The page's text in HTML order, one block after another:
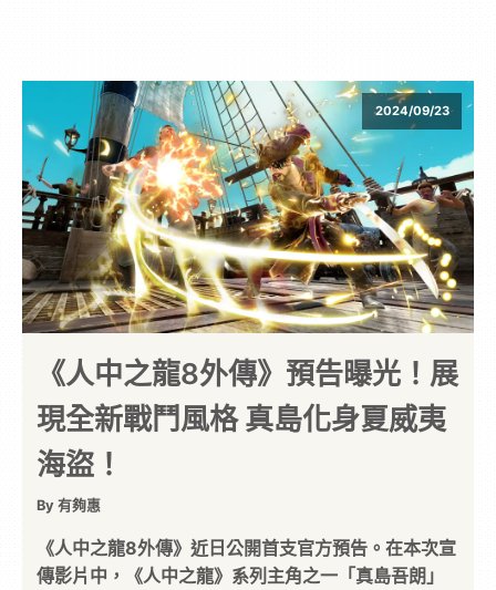
2024/09/23
《人中之龍8外傳》預告曝光！展
現全新戰鬥風格 真島化身夏威夷
海盜！
By 有夠惠
《人中之龍8外傳》近日公開首支官方預告。在本次宣
傳影片中，《人中之龍》系列主角之一「真島吾朗」